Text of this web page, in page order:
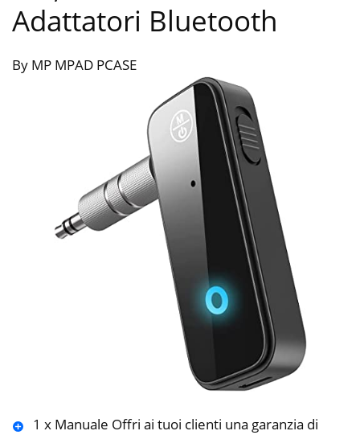
Adattatori Bluetooth
By MP MPAD PCASE
1 x Manuale Offri ai tuoi clienti una garanzia di